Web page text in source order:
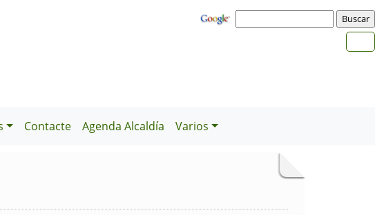
Contacte Agenda Alcaldía Varios